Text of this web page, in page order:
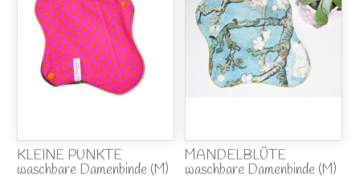
KLEINE PUNKTE
waschbare Damenbinde (M)
MANDELBLÜTE
waschbare Damenbinde (M)